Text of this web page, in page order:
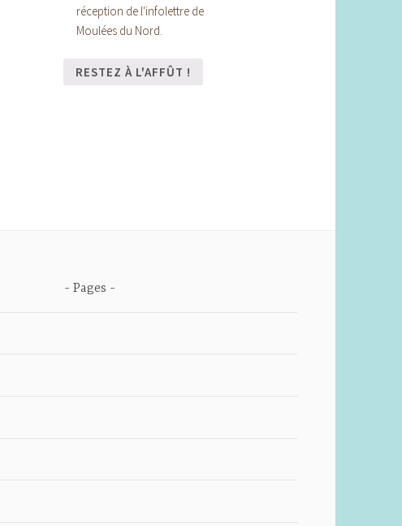
réception de l'infolettre de
Moulées du Nord.
Pages